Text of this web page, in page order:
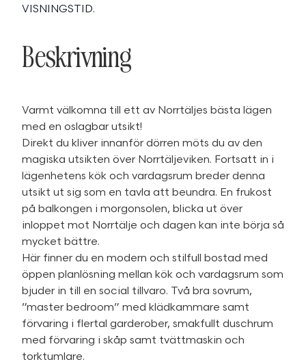
VISNINGSTID.
Beskrivning
Varmt välkomna till ett av Norrtäljes bästa lägen
med en oslagbar utsikt!
Direkt du kliver innanför dörren möts du av den
magiska utsikten över Norrtäljeviken. Fortsatt in i
lägenhetens kök och vardagsrum breder denna
utsikt ut sig som en tavla att beundra. En frukost
på balkongen i morgonsolen, blicka ut över
inloppet mot Norrtälje och dagen kan inte börja så
mycket bättre.
Här finner du en modern och stilfull bostad med
öppen planlösning mellan kök och vardagsrum som
bjuder in till en social tillvaro. Två bra sovrum,
”master bedroom” med klädkammare samt
förvaring i flertal garderober, smakfullt duschrum
med förvaring i skåp samt tvättmaskin och
torktumlare.